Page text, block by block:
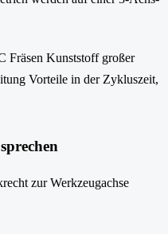
Fräsen Kunststoff großer
Vorteile in der Zykluszeit,
zur Werkzeugachse